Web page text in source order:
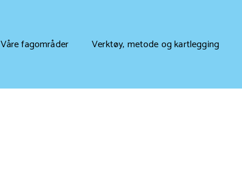
Våre fagområder Verktøy, metode og kartlegging